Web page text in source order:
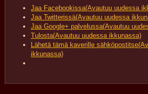
Jaa Facebookissa(Avautuu uudessa
Jaa Twitterissä(Avautuu uudessa
Jaa Google+ palvelussa(Avautuu
Tulosta(Avautuu uudessa ikkunassa)
Lähetä tämä kaverille
ikkunassa)